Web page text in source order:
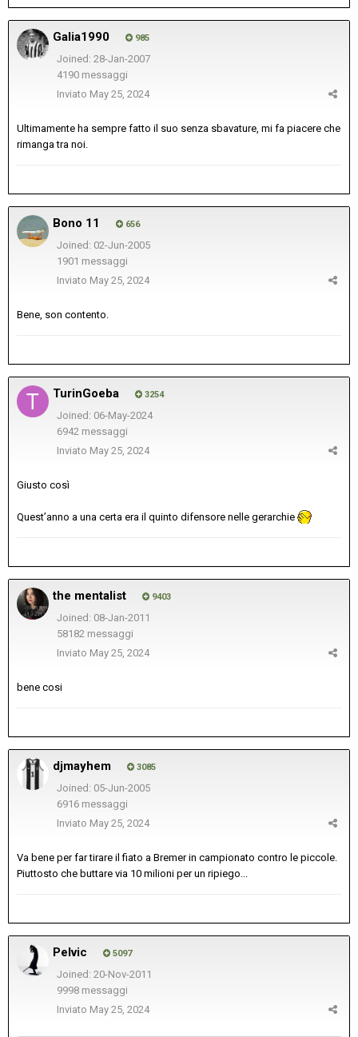
Galia1990 985
Joined: 28-Jan-2007
4190 messaggi
Inviato May 25, 2024
Ultimamente ha sempre fatto il suo senza sbavature, mi fa piacere che
rimanga tra noi.
Bono 11 656
Joined: 02-Jun-2005
1901 messaggi
Inviato May 25, 2024
Bene, son contento.
TurinGoeba 3254
Joined: 06-May-2024
6942 messaggi
Inviato May 25, 2024
Giusto così
Quest’anno a una certa era il quinto difensore nelle gerarchie
the mentalist 9403
Joined: 08-Jan-2011
58182 messaggi
Inviato May 25, 2024
bene cosi
djmayhem 3085
Joined: 05-Jun-2005
6916 messaggi
Inviato May 25, 2024
Va bene per far tirare il fiato a Bremer in campionato contro le piccole.
Piuttosto che buttare via 10 milioni per un ripiego...
Pelvic 5097
Joined: 20-Nov-2011
9998 messaggi
Inviato May 25, 2024